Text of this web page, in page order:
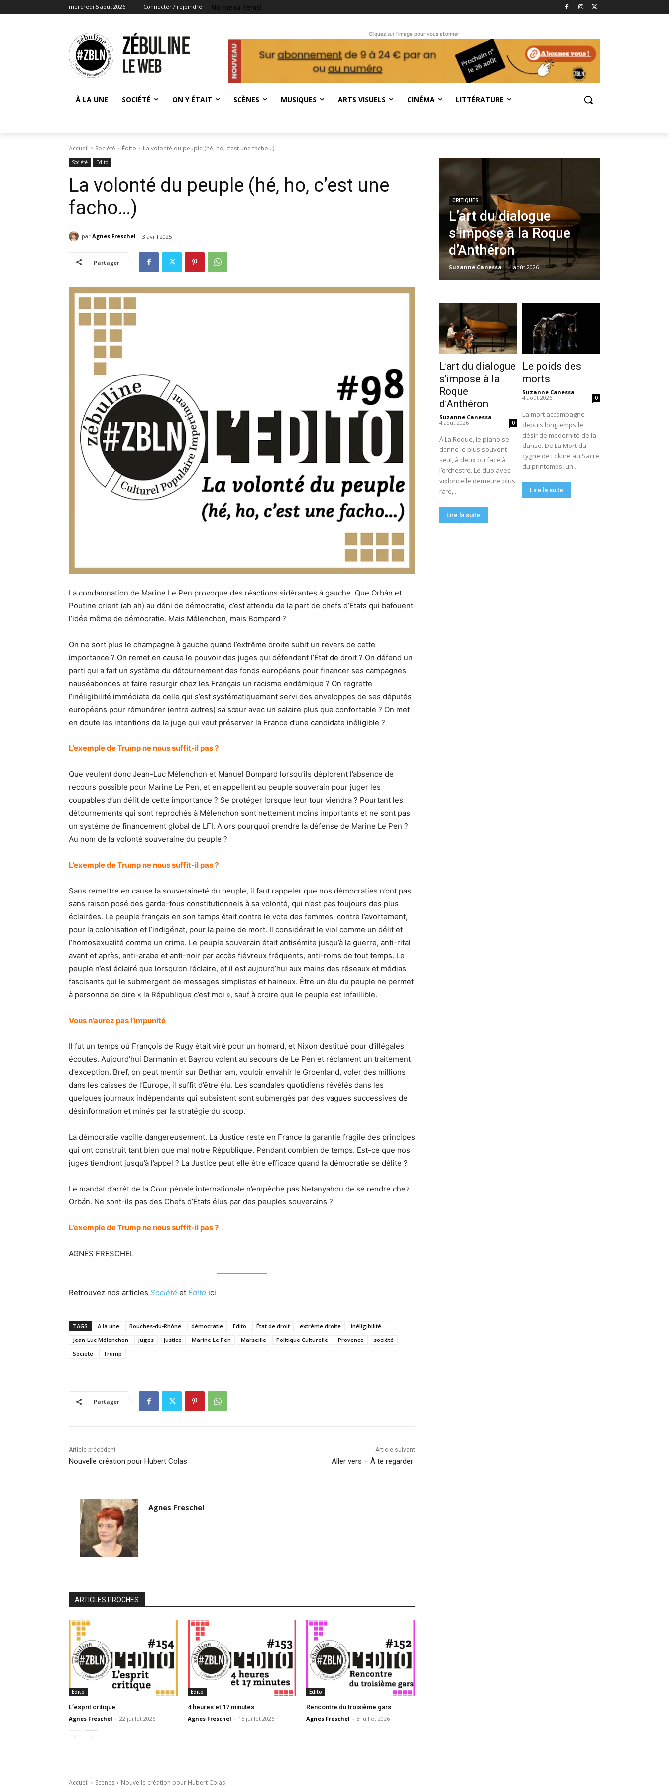
mercredi 5 août 2026 Connecter / rejoindre No menu items!
Cliquez sur l'image pour vous abonner
À LA UNE SOCIÉTÉ ON Y ÉTAIT SCÈNES MUSIQUES ARTS VISUELS CINÉMA LITTÉRATURE
Accueil Société Édito La volonté du peuple (hé, ho, c’est une facho…)
Société Édito
La volonté du peuple (hé, ho, c’est une
facho…)
par Agnes Freschel 3 avril 2025
Partager
La condamnation de Marine Le Pen provoque des réactions sidérantes à gauche. Que Orbán et
Poutine crient (ah ah) au déni de démocratie, c’est attendu de la part de chefs d’États qui bafouent
l’idée même de démocratie. Mais Mélenchon, mais Bompard ?
On ne sort plus le champagne à gauche quand l’extrême droite subit un revers de cette
importance ? On remet en cause le pouvoir des juges qui défendent l’État de droit ? On défend un
parti qui a fait un système du détournement des fonds européens pour financer ses campagnes
nauséabondes et faire resurgir chez les Français un racisme endémique ? On regrette
l’inéligibilité immédiate de celle qui s’est systématiquement servi des enveloppes de ses députés
européens pour rémunérer (entre autres) sa sœur avec un salaire plus que confortable ? On met
en doute les intentions de la juge qui veut préserver la France d’une candidate inéligible ?
L’exemple de Trump ne nous suffit-il pas ?
Que veulent donc Jean-Luc Mélenchon et Manuel Bompard lorsqu’ils déplorent l’absence de
recours possible pour Marine Le Pen, et en appellent au peuple souverain pour juger les
coupables d’un délit de cette importance ? Se protéger lorsque leur tour viendra ? Pourtant les
détournements qui sont reprochés à Mélenchon sont nettement moins importants et ne sont pas
un système de financement global de LFI. Alors pourquoi prendre la défense de Marine Le Pen ?
Au nom de la volonté souveraine du peuple ?
L’exemple de Trump ne nous suffit-il pas ?
Sans remettre en cause la souveraineté du peuple, il faut rappeler que nos démocraties n’ont pas
sans raison posé des garde-fous constitutionnels à sa volonté, qui n’est pas toujours des plus
éclairées. Le peuple français en son temps était contre le vote des femmes, contre l’avortement,
pour la colonisation et l’indigénat, pour la peine de mort. Il considérait le viol comme un délit et
l’homosexualité comme un crime. Le peuple souverain était antisémite jusqu’à la guerre, anti-rital
avant et après, anti-arabe et anti-noir par accès fiévreux fréquents, anti-roms de tout temps. Le
peuple n’est éclairé que lorsqu’on l’éclaire, et il est aujourd’hui aux mains des réseaux et médias
fascisants qui le submergent de messages simplistes et haineux. Être un élu du peuple ne permet
à personne de dire « la République c’est moi », sauf à croire que le peuple est infaillible.
Vous n’aurez pas l’impunité
Il fut un temps où François de Rugy était viré pour un homard, et Nixon destitué pour d’illégales
écoutes. Aujourd’hui Darmanin et Bayrou volent au secours de Le Pen et réclament un traitement
d’exception. Bref, on peut mentir sur Betharram, vouloir envahir le Groenland, voler des millions
dans les caisses de l’Europe, il suffit d’être élu. Les scandales quotidiens révélés dans les
quelques journaux indépendants qui subsistent sont submergés par des vagues successives de
désinformation et minés par la stratégie du scoop.
La démocratie vacille dangereusement. La Justice reste en France la garantie fragile des principes
qui ont construit tant bien que mal notre République. Pendant combien de temps. Est-ce que nos
juges tiendront jusqu’à l’appel ? La Justice peut elle être efficace quand la démocratie se délite ?
Le mandat d’arrêt de la Cour pénale internationale n’empêche pas Netanyahou de se rendre chez
Orbán. Ne sont-ils pas des Chefs d’États élus par des peuples souverains ?
L’exemple de Trump ne nous suffit-il pas ?
AGNÈS FRESCHEL
Retrouvez nos articles Société et Édito ici
TAGS A la une Bouches-du-Rhône démocratie Edito État de droit extrême droite
inéligibilité
Jean-Luc Mélenchon
juges justice Marine Le Pen Marseille Politique Culturelle Provence
société
Societe
Trump
Partager
Article précédent
Nouvelle création pour Hubert Colas
Article suivant
Aller vers – À te regarder
Agnes Freschel
ARTICLES PROCHES
Édito
L’esprit critique
Agnes Freschel - 22 juillet 2026
Édito
4 heures et 17 minutes
Agnes Freschel - 15 juillet 2026
Édito
Rencontre du troisième gars
Agnes Freschel - 8 juillet 2026
CRITIQUES
L’art du dialogue
s’impose à la Roque
d’Anthéron
Suzanne Canessa - 4 août 2026
L’art du dialogue
s’impose à la
Roque
d’Anthéron
Suzanne Canessa -
4 août 2026 0
À La Roque, le piano se
donne le plus souvent
seul, à deux ou face à
l’orchestre. Le duo avec
violoncelle demeure plus
rare,...
Lire la suite
Le poids des
morts
Suzanne Canessa -
4 août 2026 0
La mort accompagne
depuis longtemps le
désir de modernité de la
danse. De La Mort du
cygne de Fokine au Sacre
du printemps, un...
Lire la suite